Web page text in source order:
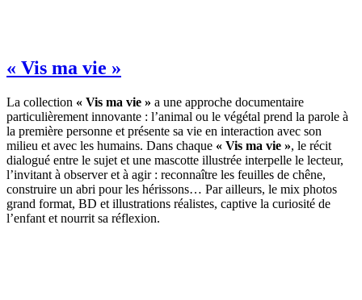
« Vis ma vie »
La collection « Vis ma vie » a une approche documentaire
particulièrement innovante : l’animal ou le végétal prend la parole à
la première personne et présente sa vie en interaction avec son
milieu et avec les humains. Dans chaque « Vis ma vie », le récit
dialogué entre le sujet et une mascotte illustrée interpelle le lecteur,
l’invitant à observer et à agir : reconnaître les feuilles de chêne,
construire un abri pour les hérissons… Par ailleurs, le mix photos
grand format, BD et illustrations réalistes, captive la curiosité de
l’enfant et nourrit sa réflexion.